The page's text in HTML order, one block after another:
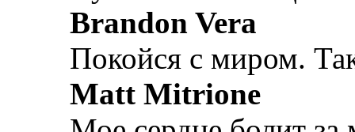
Brandon Verа
Покойся с миром.
Matt Mitrione